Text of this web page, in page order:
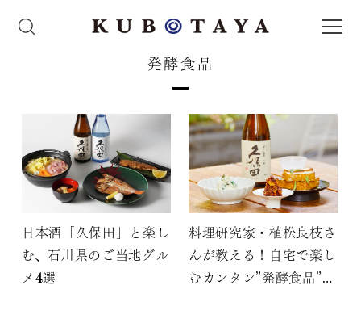
発酵食品
日本酒「久保田」と楽し
む、石川県のご当地グル
メ4選
料理研究家・植松良枝さ
んが教える！自宅で楽し
むカンタン”発酵食品”の